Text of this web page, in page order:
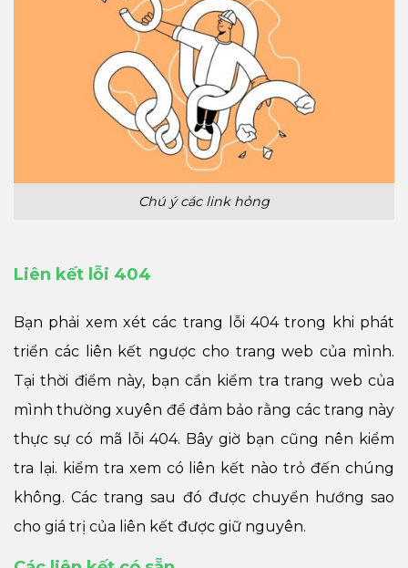
Chú ý các link hỏng
Liên kết lỗi 404
Bạn phải xem xét các trang lỗi 404 trong khi phát
triển các liên kết ngược cho trang web của mình.
Tại thời điểm này, bạn cần kiểm tra trang web của
mình thường xuyên để đảm bảo rằng các trang này
thực sự có mã lỗi 404. Bây giờ bạn cũng nên kiểm
tra lại. kiểm tra xem có liên kết nào trỏ đến chúng
không. Các trang sau đó được chuyển hướng sao
cho giá trị của liên kết được giữ nguyên.